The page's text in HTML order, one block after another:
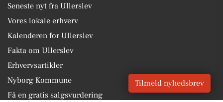
Seneste nyt fra Ullerslev
Vores lokale erhverv
Kalenderen for Ullerslev
Fakta om Ullerslev
Erhvervsartikler
Nyborg Kommune
Få en gratis salgsvurdering
Tilmeld nyhedsbrev